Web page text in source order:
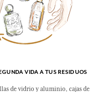
VIDA A TUS RESIDUOS
de vidrio y aluminio, cajas de